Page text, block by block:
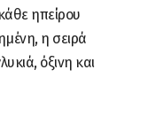
ηπείρου
η σειρά
όξινη και